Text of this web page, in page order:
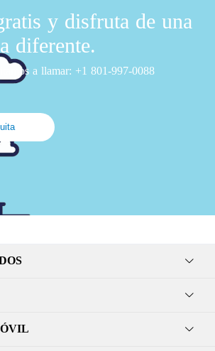
y disfruta de una
diferente.
a llamar: +1 801-997-0088